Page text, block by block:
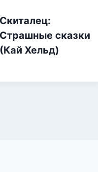
Скиталец:
Страшные сказки
(Кай Хельд)